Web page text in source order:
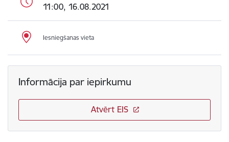
11:00, 16.08.2021
Iesniegšanas vieta
Informācija par iepirkumu
Atvērt EIS